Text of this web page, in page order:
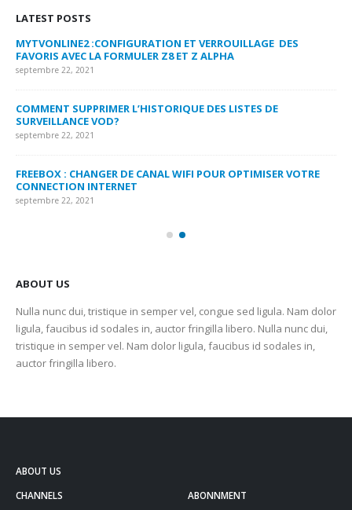
LATEST POSTS
MYTVONLINE2 :CONFIGURATION ET VERROUILLAGE DES
FAVORIS AVEC LA FORMULER Z8 ET Z ALPHA
septembre 22, 2021
COMMENT SUPPRIMER L’HISTORIQUE DES LISTES DE
SURVEILLANCE VOD?
septembre 22, 2021
FREEBOX : CHANGER DE CANAL WIFI POUR OPTIMISER VOTRE
CONNECTION INTERNET
septembre 22, 2021
ABOUT US
Nulla nunc dui, tristique in semper vel, congue sed ligula. Nam dolor
ligula, faucibus id sodales in, auctor fringilla libero. Nulla nunc dui,
tristique in semper vel. Nam dolor ligula, faucibus id sodales in,
auctor fringilla libero.
ABOUT US
CHANNELS
ABONNMENT